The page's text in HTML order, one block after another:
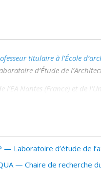
titulaire à l’École
d’Étude de
l’EA Nantes (France) et de
de
de la Faculté de
). Il
de la comparaison
suisses Infolio. La
— Laboratoire d’étude de
— Chaire de recherche